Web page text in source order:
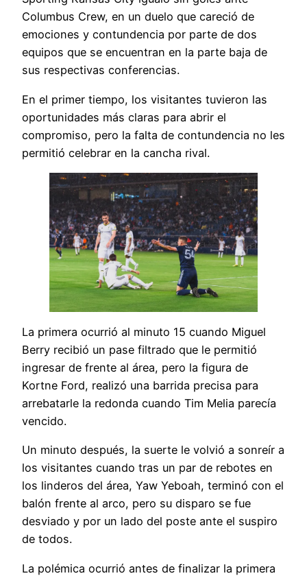
Columbus Crew, en un duelo que careció de
emociones y contundencia por parte de dos
equipos que se encuentran en la parte baja de
sus respectivas conferencias.
En el primer tiempo, los visitantes tuvieron las
oportunidades más claras para abrir el
compromiso, pero la falta de contundencia no les
permitió celebrar en la cancha rival.
La primera ocurrió al minuto 15 cuando Miguel
Berry recibió un pase filtrado que le permitió
ingresar de frente al área, pero la figura de
Kortne Ford, realizó una barrida precisa para
arrebatarle la redonda cuando Tim Melia parecía
vencido.
Un minuto después, la suerte le volvió a sonreír a
los visitantes cuando tras un par de rebotes en
los linderos del área, Yaw Yeboah, terminó con el
balón frente al arco, pero su disparo se fue
desviado y por un lado del poste ante el suspiro
de todos.
La polémica ocurrió antes de finalizar la primera